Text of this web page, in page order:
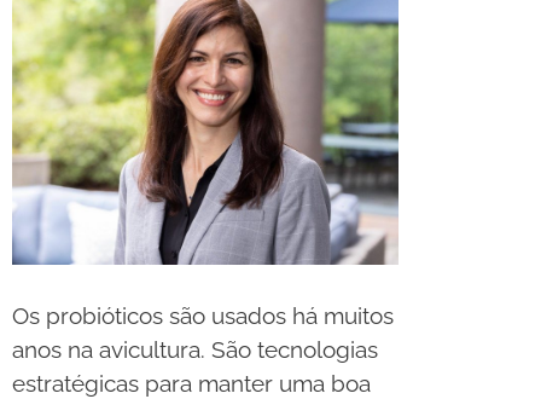
Os probióticos são usados há muitos
anos na avicultura. São tecnologias
estratégicas para manter uma boa